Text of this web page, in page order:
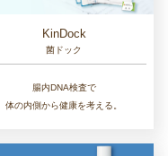
KinDock
菌ドック
腸内DNA検査で
体の内側から健康を考える。